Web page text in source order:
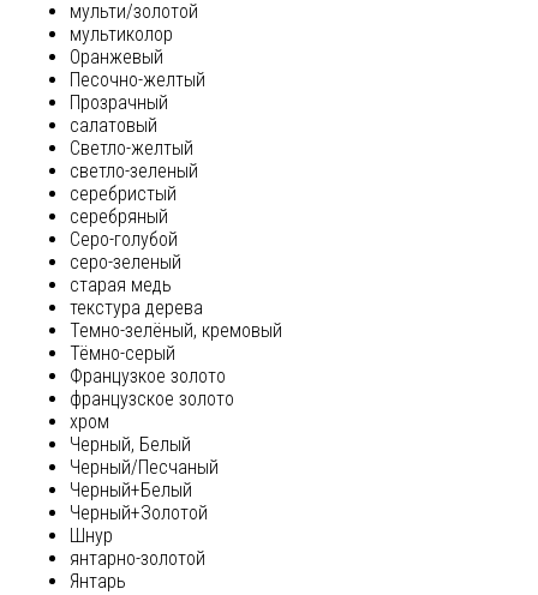
мульти/золотой
мультиколор
Оранжевый
Песочно-желтый
Прозрачный
салатовый
Светло-желтый
светло-зеленый
серебристый
серебряный
Серо-голубой
серо-зеленый
старая медь
текстура дерева
Темно-зелёный, кремовый
Тёмно-серый
Французкое золото
французское золото
хром
Черный, Белый
Черный/Песчаный
Черный+Белый
Черный+Золотой
Шнур
янтарно-золотой
Янтарь